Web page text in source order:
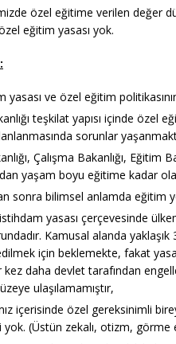
özel eğitime verilen değer
eğitim yasası yok.
yasası ve özel eğitim
teşkilat yapısı içinde özel
sorunlar
Çalışma Bakanlığı, Eğitim
yaşam boyu eğitime kadar
sonra bilimsel anlamda eğitim
yasası çerçevesinde
Kamusal alanda
için beklemekte, fakat
kez daha devlet tarafından
ulaşılamamıştır,
içerisinde özel gereksinimli
(Üstün zekalı, otizm,